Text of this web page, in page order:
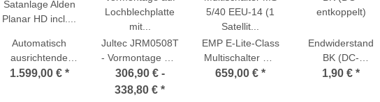
Automatisch
ausrichtende
Satanlage Alden
1.599,00 € *
Jultec JRM0508T
- Vormontage auf
Lochblechplatte
mit
306,90 € -
338,80 € *
EMP E-Lite-Class
Multischalter MS
5/40 EEU-14 (1
659,00 € *
Endwiderstand
BK (DC-
entkoppelt)
1,90 € *